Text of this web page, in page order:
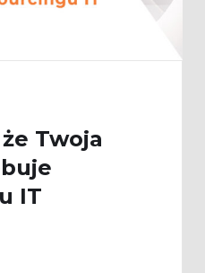
Twoja
IT